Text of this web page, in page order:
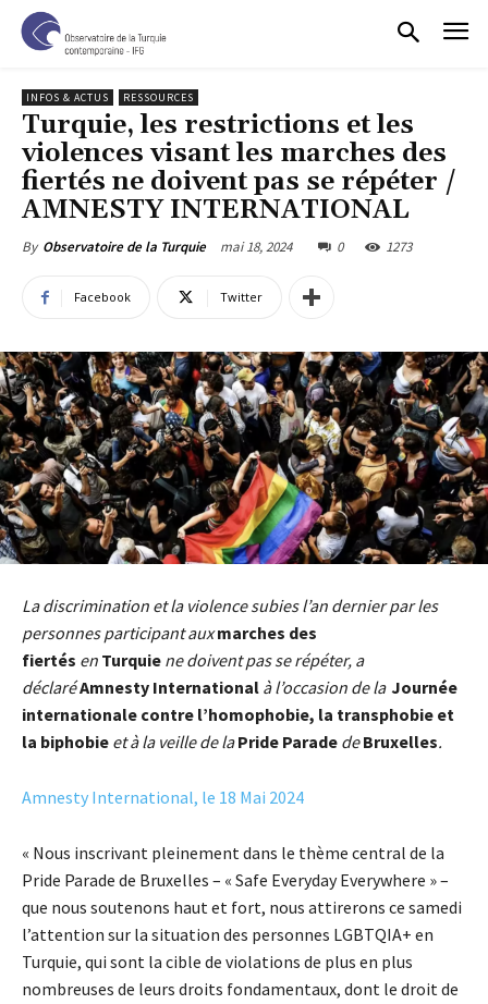
INFOS & ACTUS RESSOURCES
Turquie, les restrictions et les
violences visant les marches des
fiertés ne doivent pas se répéter /
AMNESTY INTERNATIONAL
By Observatoire de la Turquie mai 18, 2024 0 1273
Facebook Twitter
La discrimination et la violence subies l’an dernier par les
personnes participant auxmarches des
fiertés en Turquie ne doivent pas se répéter, a
déclaréAmnesty International à l’occasion de la Journée
internationale contre l’homophobie, la transphobie et
la biphobie et à la veille de laPride Parade deBruxelles.
Amnesty International, le 18 Mai 2024
« Nous inscrivant pleinement dans le thème central de la
Pride Parade de Bruxelles – « Safe Everyday Everywhere » –
que nous soutenons haut et fort, nous attirerons ce samedi
l’attention sur la situation des personnes LGBTQIA+ en
Turquie, qui sont la cible de violations de plus en plus
nombreuses de leurs droits fondamentaux, dont le droit de